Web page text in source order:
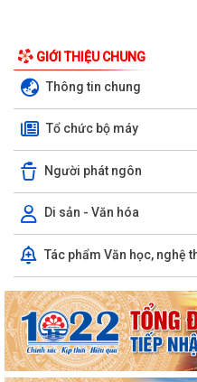
GIỚI THIỆU CHUNG
Thông tin chung
Tổ chức bộ máy
Người phát ngôn
Di sản - Văn hóa
Tác phẩm Văn học, nghệ
trên Nền tảng “Bình dân học...
XÃ VIỆT KHÊ TỔ CHỨC HỘI
LUẬT VỀ TRẬT TỰ AN TOÀN
Thông báo số: 159/TB-
Khê Niêm yết về việc Bãi bỏ một